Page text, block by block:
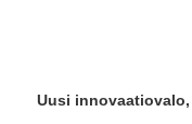
Uusi